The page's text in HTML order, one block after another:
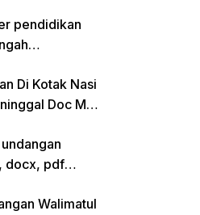
pendidikan
Di Kotak Nasi
Doc Ms.
docx, pdf
Walimatul